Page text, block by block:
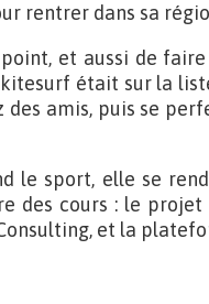
rentrer dans sa
et aussi de faire
était sur la
des amis, puis se
le sport, elle se
des cours : le projet
et la